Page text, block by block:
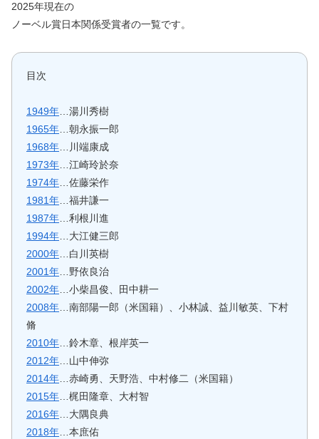
2025年現在の
ノーベル賞日本関係受賞者の一覧です。
目次
1949年 …湯川秀樹
1965年 …朝永振一郎
1968年 …川端康成
1973年 …江崎玲於奈
1974年 …佐藤栄作
1981年 …福井謙一
1987年 …利根川進
1994年 …大江健三郎
2000年 …白川英樹
2001年 …野依良治
2002年 …小柴昌俊、田中耕一
2008年 …南部陽一郎（米国籍）、小林誠、益川敏英、下村
脩
2010年 …鈴木章、根岸英一
2012年 …山中伸弥
2014年 …赤崎勇、天野浩、中村修二（米国籍）
2015年 …梶田隆章、大村智
2016年 …大隅良典
2018年 …本庶佑